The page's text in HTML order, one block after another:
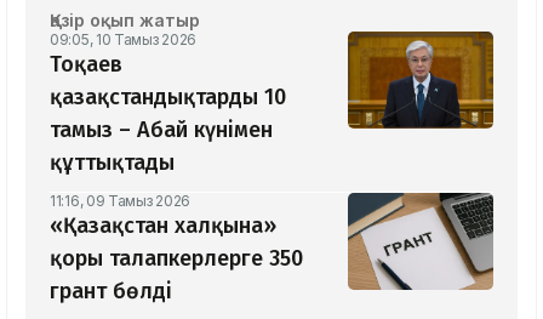
Қазір оқып жатыр
09:05, 10 Тамыз 2026
Тоқаев
қазақстандықтарды 10
тамыз – Абай күнімен
құттықтады
11:16, 09 Тамыз 2026
«Қазақстан халқына»
қоры талапкерлерге 350
грант бөлді